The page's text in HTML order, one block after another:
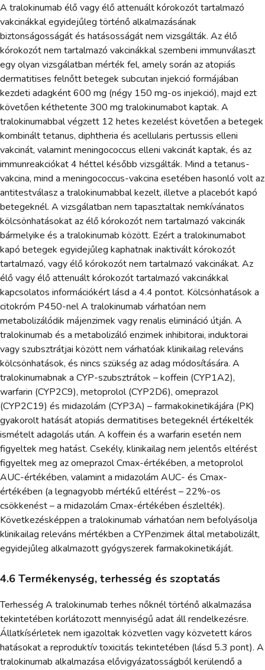
A tralokinumab élő vagy élő attenuált kórokozót tartalmazó
vakcinákkal egyidejűleg történő alkalmazásának
biztonságosságát és hatásosságát nem vizsgálták. Az élő
kórokozót nem tartalmazó vakcinákkal szembeni immunválaszt
egy olyan vizsgálatban mérték fel, amely során az atopiás
dermatitises felnőtt betegek subcutan injekció formájában
kezdeti adagként 600 mg (négy 150 mg-os injekció), majd ezt
követően kéthetente 300 mg tralokinumabot kaptak. A
tralokinumabbal végzett 12 hetes kezelést követően a betegek
kombinált tetanus, diphtheria és acellularis pertussis elleni
vakcinát, valamint meningococcus elleni vakcinát kaptak, és az
immunreakciókat 4 héttel később vizsgálták. Mind a tetanus-
vakcina, mind a meningococcus-vakcina esetében hasonló volt az
antitestválasz a tralokinumabbal kezelt, illetve a placebót kapó
betegeknél. A vizsgálatban nem tapasztaltak nemkívánatos
kölcsönhatásokat az élő kórokozót nem tartalmazó vakcinák
bármelyike és a tralokinumab között. Ezért a tralokinumabot
kapó betegek egyidejűleg kaphatnak inaktivált kórokozót
tartalmazó, vagy élő kórokozót nem tartalmazó vakcinákat. Az
élő vagy élő attenuált kórokozót tartalmazó vakcinákkal
kapcsolatos információkért lásd a 4.4 pontot. Kölcsönhatások a
citokróm P450-nel A tralokinumab várhatóan nem
metabolizálódik májenzimek vagy renalis elimináció útján. A
tralokinumab és a metabolizáló enzimek inhibitorai, induktorai
vagy szubsztrátjai között nem várhatóak klinikailag releváns
kölcsönhatások, és nincs szükség az adag módosítására. A
tralokinumabnak a CYP-szubsztrátok – koffein (CYP1A2),
warfarin (CYP2C9), metoprolol (CYP2D6), omeprazol
(CYP2C19) és midazolám (CYP3A) – farmakokinetikájára (PK)
gyakorolt hatását atopiás dermatitises betegeknél értékelték
ismételt adagolás után. A koffein és a warfarin esetén nem
figyeltek meg hatást. Csekély, klinikailag nem jelentős eltérést
figyeltek meg az omeprazol Cmax-értékében, a metoprolol
AUC-értékében, valamint a midazolám AUC- és Cmax-
értékében (a legnagyobb mértékű eltérést – 22%-os
csökkenést – a midazolám Cmax-értékében észlelték).
Következésképpen a tralokinumab várhatóan nem befolyásolja
klinikailag releváns mértékben a CYPenzimek által metabolizált,
egyidejűleg alkalmazott gyógyszerek farmakokinetikáját.
4.6 Termékenység, terhesség és szoptatás
Terhesség A tralokinumab terhes nőknél történő alkalmazása
tekintetében korlátozott mennyiségű adat áll rendelkezésre.
Állatkísérletek nem igazoltak közvetlen vagy közvetett káros
hatásokat a reproduktív toxicitás tekintetében (lásd 5.3 pont). A
tralokinumab alkalmazása elővigyázatosságból kerülendő a